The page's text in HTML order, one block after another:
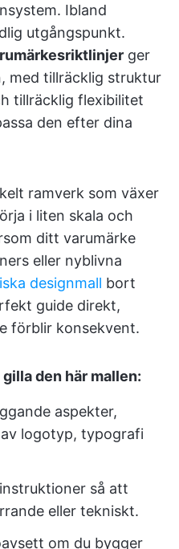
Ibland
utgångspunkt.
ger
med tillräcklig struktur
tillräcklig flexibilitet
den efter dina
ramverk som växer
i liten skala och
ditt varumärke
eller nyblivna
designmall bort
guide direkt,
förblir konsekvent.
den här mallen:
aspekter,
logotyp, typografi
så att
eller tekniskt.
om du bygger